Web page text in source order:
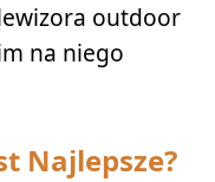
outdoor
na niego
Najlepsze?